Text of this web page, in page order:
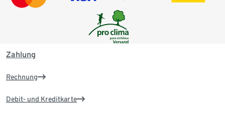
Zahlung
Rechnung
Debit- und Kreditkarte